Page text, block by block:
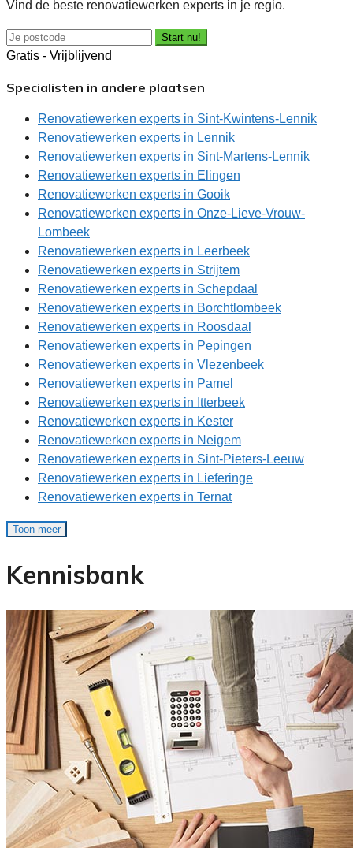
Vind de beste renovatiewerken experts in je regio.
Start nu!
Gratis - Vrijblijvend
Specialisten in andere plaatsen
Renovatiewerken experts in Sint-Kwintens-Lennik
Renovatiewerken experts in Lennik
Renovatiewerken experts in Sint-Martens-Lennik
Renovatiewerken experts in Elingen
Renovatiewerken experts in Gooik
Renovatiewerken experts in Onze-Lieve-Vrouw-
Lombeek
Renovatiewerken experts in Leerbeek
Renovatiewerken experts in Strijtem
Renovatiewerken experts in Schepdaal
Renovatiewerken experts in Borchtlombeek
Renovatiewerken experts in Roosdaal
Renovatiewerken experts in Pepingen
Renovatiewerken experts in Vlezenbeek
Renovatiewerken experts in Pamel
Renovatiewerken experts in Itterbeek
Renovatiewerken experts in Kester
Renovatiewerken experts in Neigem
Renovatiewerken experts in Sint-Pieters-Leeuw
Renovatiewerken experts in Lieferinge
Renovatiewerken experts in Ternat
Toon meer
Kennisbank